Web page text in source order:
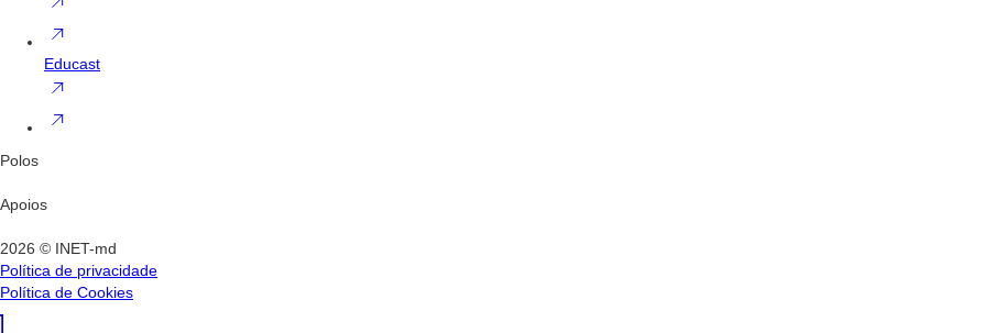
Educast
Polos
Apoios
2026 © INET-md
Política de privacidade
Política de Cookies